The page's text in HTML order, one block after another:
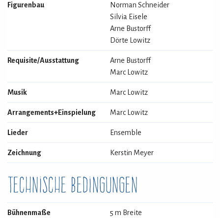
Figurenbau
Norman Schneider
Silvia Eisele
Arne Bustorff
Dörte Lowitz
Requisite/Ausstattung
Arne Bustorff
Marc Lowitz
Musik Marc Lowitz
Arrangements+Einspielung Marc Lowitz
Lieder Ensemble
Zeichnung Kerstin Meyer
Technische Bedingungen
Bühnenmaße 5 m Breite